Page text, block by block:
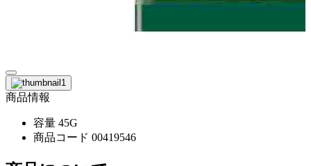
商品情報
容量 45G
商品コード 00419546